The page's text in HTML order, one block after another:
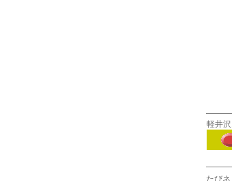
軽井
たび